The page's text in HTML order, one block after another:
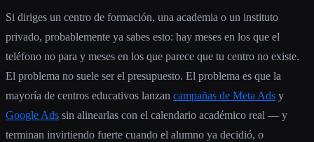
Si diriges un centro de formación, una academia o un instituto
privado, probablemente ya sabes esto: hay meses en los que el
teléfono no para y meses en los que parece que tu centro no existe.
El problema no suele ser el presupuesto. El problema es que la
mayoría de centros educativos lanzan campañas de Meta Ads y
Google Ads sin alinearlas con el calendario académico real — y
terminan invirtiendo fuerte cuando el alumno ya decidió, o